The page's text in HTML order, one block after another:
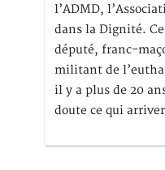
l’ADMD,
dans la Dignité.
député, franc-
militant de
il y a plus de 20
doute ce qui